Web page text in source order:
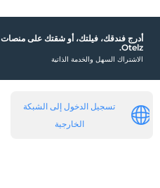
أدرج فندقك، فيلتك، أو شقتك على منصات
Otelz.
الاشتراك السهل والخدمة الذاتية
تسجيل الدخول إلى الشبكة
الخارجية